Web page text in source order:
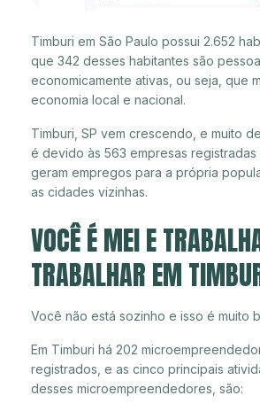
Timburi em São Paulo possui 2.652
que 342 desses habitantes são
economicamente ativas, ou seja, que
economia local e nacional.
Timburi, SP vem crescendo, e muito
é devido às 563 empresas
geram empregos para a própria
as cidades vizinhas.
VOCÊ É MEI E
TRABALHAR EM
Você não está sozinho e isso é muito
Em Timburi há 202
registrados, e as cinco principais
desses microempreendedores, são: